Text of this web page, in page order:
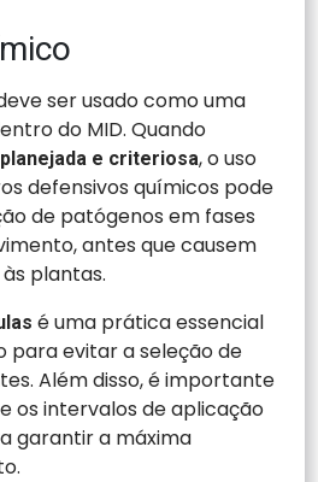
ser usado como uma
do MID. Quando
planejada e criteriosa, o uso
defensivos químicos pode
de patógenos em fases
antes que causem
plantas.
é uma prática essencial
para evitar a seleção de
Além disso, é importante
os intervalos de aplicação
garantir a máxima